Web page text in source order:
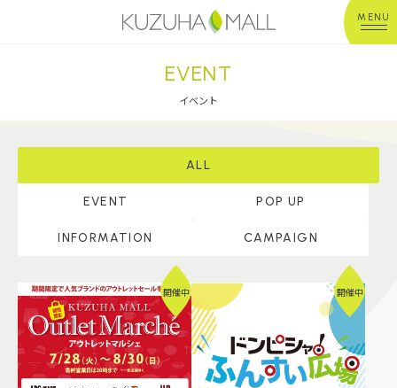
MENU
平 日：10:00~20:00
※店舗により異なる
ショップニュース
イベント
キッズ＆ベビー
EVENT
イベント
ALL
EVENT POP UP
INFORMATION CAMPAIGN
開催中 開催中